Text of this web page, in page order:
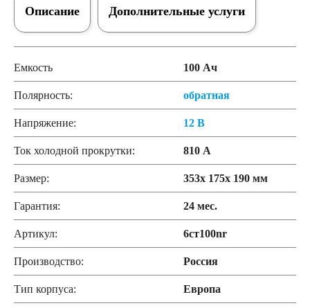
Дополнительные услуги
Описание
Емкость 100 Ач
Полярность: обратная
Напряжение: 12 В
Ток холодной прокрутки: 810 А
Размер: 353x 175x 190 мм
Гарантия: 24 мес.
Артикул: 6ст100nr
Производство: Россия
Тип корпуса: Европа